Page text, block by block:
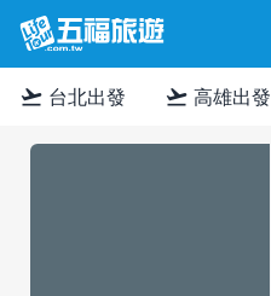
flight_takeoff 台北出發 flight_takeoff 高雄出發